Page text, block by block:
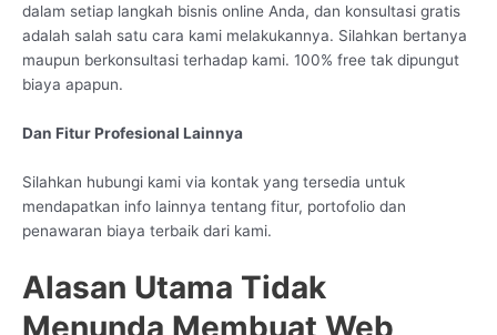
dalam setiap langkah bisnis online Anda, dan konsultasi gratis
adalah salah satu cara kami melakukannya. Silahkan bertanya
maupun berkonsultasi terhadap kami. 100% free tak dipungut
biaya apapun.
Dan Fitur Profesional Lainnya
Silahkan hubungi kami via kontak yang tersedia untuk
mendapatkan info lainnya tentang fitur, portofolio dan
penawaran biaya terbaik dari kami.
Alasan Utama Tidak
Menunda Membuat Web